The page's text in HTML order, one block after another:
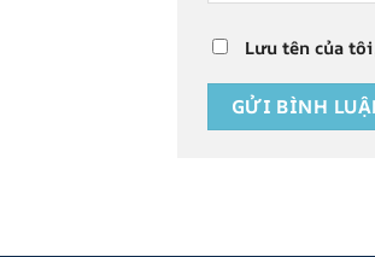
Lưu tên của